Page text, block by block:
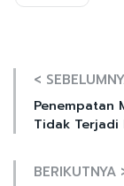
<
Penempatan
Tidak Terjadi
BERIKUTNYA